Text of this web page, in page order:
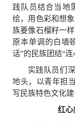
践队员结合当地
绘，用色彩和想
族要像石榴籽一
原本单调的白墙
话”的民族团结“连
实践队员们
地头，以青年担
写民族特色文化建
红心